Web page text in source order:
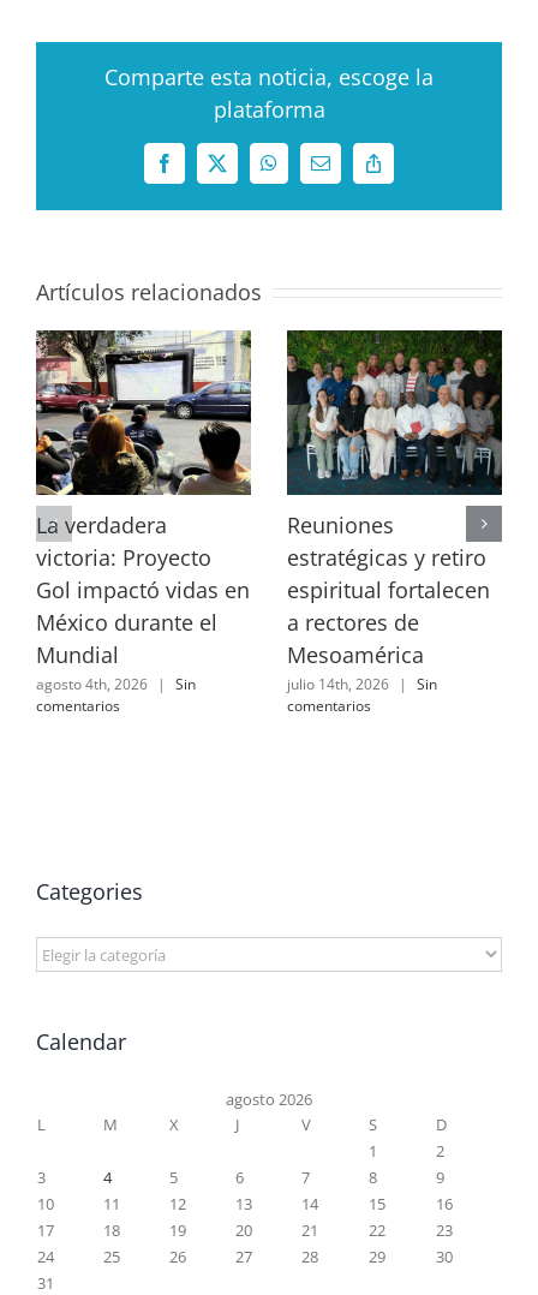
Comparte esta noticia, escoge la
plataforma
Facebook
X WhatsAppCorreoCopy
Artículos relacionados
La verdadera
victoria: Proyecto
Gol impactó vidas en
México durante el
Mundial
agosto 4th, 2026 |
Sin
comentarios
Reuniones
estratégicas y retiro
espiritual fortalecen
a rectores de
Mesoamérica
julio 14th, 2026 |
Sin
comentarios
Categories
Categories
Calendar
agosto 2026
L
M X J V S
D
1
2
3
4 5 6 7 8
9
10
11 12 13 14 15
16
17
18 19 20 21 22
23
24
25 26 27 28 29
30
31